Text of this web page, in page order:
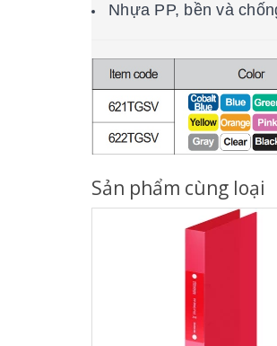
Nhựa PP, bền và
Sản phẩm cùng loại